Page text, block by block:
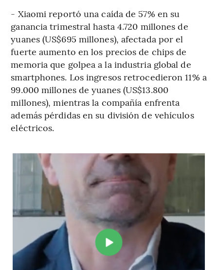
- Xiaomi reportó una caída de 57% en su
ganancia trimestral hasta 4.720 millones de
yuanes (US$695 millones), afectada por el
fuerte aumento en los precios de chips de
memoria que golpea a la industria global de
smartphones. Los ingresos retrocedieron 11% a
99.000 millones de yuanes (US$13.800
millones), mientras la compañía enfrenta
además pérdidas en su división de vehículos
eléctricos.